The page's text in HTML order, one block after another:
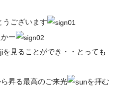
うございます
ー
を見ることができ・・とっても
昇る最高のご来光
を拝む